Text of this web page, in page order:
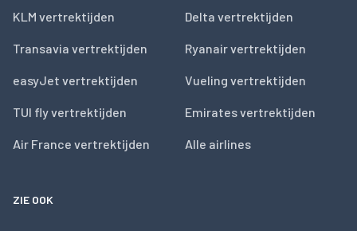
KLM vertrektijden
Transavia vertrektijden
easyJet vertrektijden
TUI fly vertrektijden
Air France vertrektijden
Delta vertrektijden
Ryanair vertrektijden
Vueling vertrektijden
Emirates vertrektijden
Alle airlines
ZIE OOK